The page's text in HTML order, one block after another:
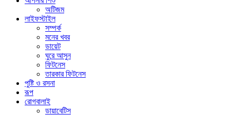
অটিজম
লাইফস্টাইল
সম্পর্ক
মনের খবর
ডায়েট
ঘুরে আসুন
ফিটনেস
তারকার ফিটনেস
পুষ্টি ও রসনা
রূপ
রোগবালাই
ডায়াবেটিস